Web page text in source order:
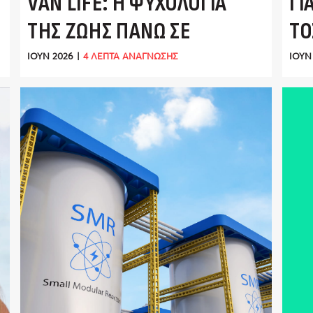
ΤΗΣ ΖΩΉΣ ΠΆΝΩ ΣΕ
ΤΈΣΣΕΡΙΣ ΤΡΟΧΟΎΣ
ΙΟΎΝ 2026 | 4 ΛΕΠΤΑ ΑΝΑΓΝΩΣΗΣ